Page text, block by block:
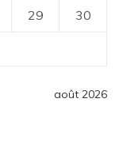
août 2026
29 30